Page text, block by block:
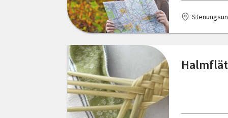
Gällivare
Gävle
Göteborg
Götene
Hallsberg